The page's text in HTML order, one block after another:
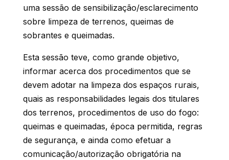
uma sessão de sensibilização/esclarecimento
sobre limpeza de terrenos, queimas de
sobrantes e queimadas.
Esta sessão teve, como grande objetivo,
informar acerca dos procedimentos que se
devem adotar na limpeza dos espaços rurais,
quais as responsabilidades legais dos titulares
dos terrenos, procedimentos de uso do fogo:
queimas e queimadas, época permitida, regras
de segurança, e ainda como efetuar a
comunicação/autorização obrigatória na